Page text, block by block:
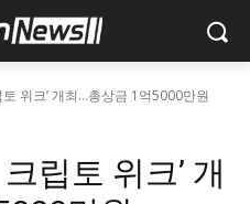
토 위크’ 개최…총상금 1억5000만원
립토 위크’ 개